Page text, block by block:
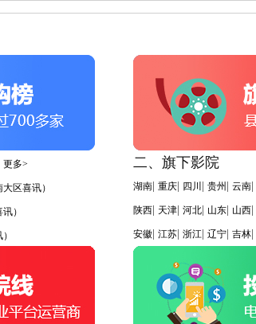
更多>
区喜讯）
）
二、旗下影院
湖南 重庆 四川 贵州 云南
陕西 天津 河北 山东 山西
安徽 江苏 浙江 辽宁 吉林